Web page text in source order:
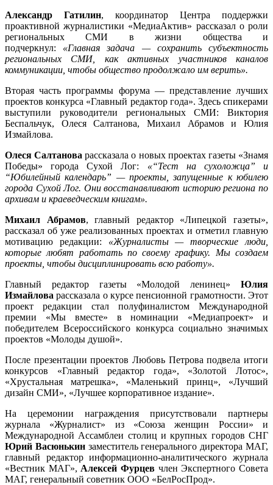
Александр Гатилин, координатор Центра поддержки
проактивной журналистики «МедиаАктив» рассказал о роли
региональных СМИ в жизни общества и
подчеркнул: «Главная задача — сохранить субъектность
региональных СМИ, как активных участников каналов
коммуникации, чтобы общество продолжало им верить».
Вторая часть программы форума — представление лучших
проектов конкурса «Главный редактор года». Здесь спикерами
выступили руководители региональных СМИ: Виктория
Беспальчук, Олеся Салтанова, Михаил Абрамов и Юлия
Измайлова.
Олеся Салтанова рассказала о новых проектах газеты «Знамя
Победы» города Сухой Лог: «“Тест на сухоложца” и
“Юбилейный календарь” — проекты, запущенные к юбилею
города Сухой Лог. Они восстанавливают историю региона по
архивам и краеведческим книгам».
Михаил Абрамов, главный редактор «Липецкой газеты»,
рассказал об уже реализованных проектах и отметил главную
мотивацию редакции: «Журналисты — творческие люди,
которые любят работать по своему графику. Мы создаем
проекты, чтобы дисциплинировать всю работу».
Главный редактор газеты «Молодой ленинец» Юлия
Измайлова рассказала о курсе пенсионной грамотности. Этот
проект редакции стал полуфиналистом Международной
премии «Мы вместе» в номинации «Медиапроект» и
победителем Всероссийского конкурса социально значимых
проектов «Молоды душой».
После презентации проектов Любовь Петрова подвела итоги
конкурсов «Главный редактор года», «Золотой Лотос»,
«Хрустальная матрешка», «Маленький принц», «Лучший
дизайн СМИ», «Лучшее корпоративное издание».
На церемонии награждения присутствовали партнеры
журнала «Журналист» из «Союза женщин России» и
Международной Ассамблеи столиц и крупных городов СНГ
Юрий Васюнькинзаместитель генерального директора МАГ,
главный редактор информационно-аналитического журнала
«Вестник МАГ», Алексей Фурцев член Экспертного Совета
МАГ, генеральный советник ООО «БелРосПрод».